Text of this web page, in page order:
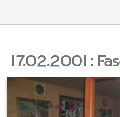
17.02.2001: